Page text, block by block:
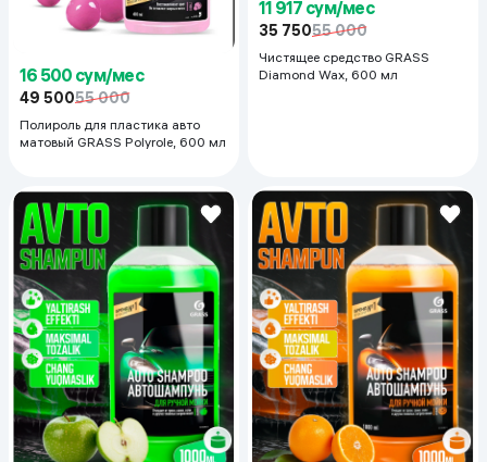
16 500 сум/мес
49 50055 000
Полироль для пластика авто
матовый GRASS Polyrole, 600 мл
11 917 сум/мес
35 75055 000
Чистящее средство GRASS
Diamond Wax, 600 мл